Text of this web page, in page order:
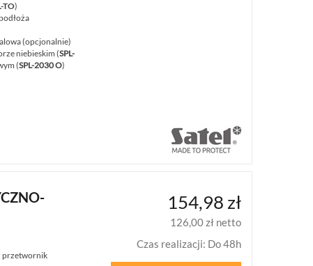
TO)
(opcjonalnie)
niebieskim (SPL-
(SPL-2030 O)
przetwornik
154,98 zł
126,00 zł netto
Czas realizacji: Do 48h